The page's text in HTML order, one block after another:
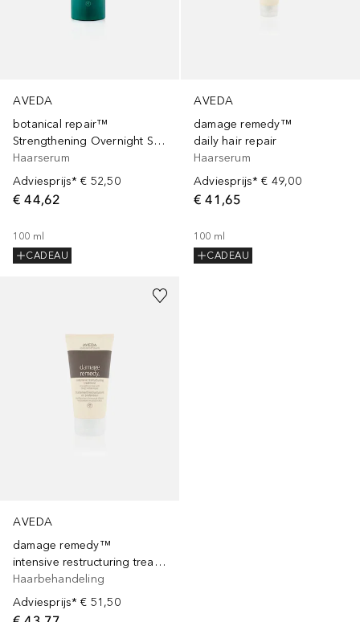
AVEDA
botanical repair™
Strengthening Overnight Serum
Haarserum
Adviesprijs* € 52,50
€ 44,62
100 ml
CADEAU
AVEDA
damage remedy™
daily hair repair
Haarserum
Adviesprijs* € 49,00
€ 41,65
100 ml
CADEAU
AVEDA
damage remedy™
intensive restructuring treatment
Haarbehandeling
Adviesprijs* € 51,50